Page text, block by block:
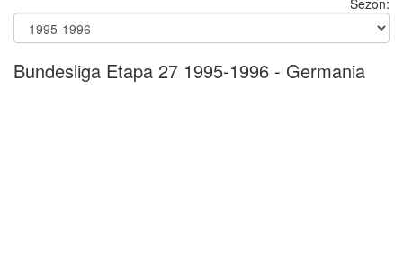
Sezon:
Bundesliga Etapa 27 1995-1996 - Germania